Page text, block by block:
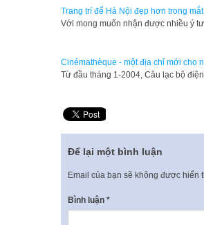
Trang trí để Hà Nội đẹp hơn trong
Với mong muốn nhận được nhiều ý
Cinémathèque - một địa chỉ mới cho
​Từ đầu tháng 1-2004, Câu lạc bộ
Để lại một bình luận
Email của bạn sẽ không được hiển
Bình luận *